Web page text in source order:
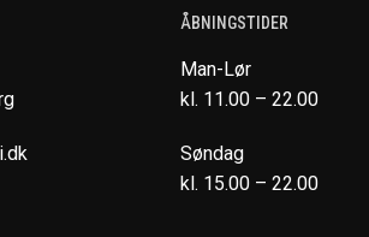
ÅBNINGSTIDER
Man-Lør
kl. 11.00 – 22.00
Søndag
kl. 15.00 – 22.00